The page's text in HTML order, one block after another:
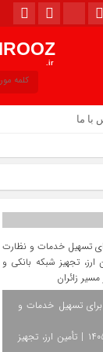
.ir
با ما
برای تسهیل خدمات و
نظارت بر بازار در ایام اربعین ۱۴۰۵ | تأمین ارز، تجهیز